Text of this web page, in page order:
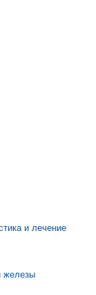
и лечение
железы